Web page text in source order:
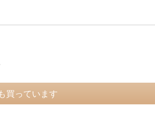
買っています